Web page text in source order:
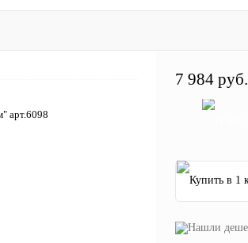
арт.6098
7 984 руб.